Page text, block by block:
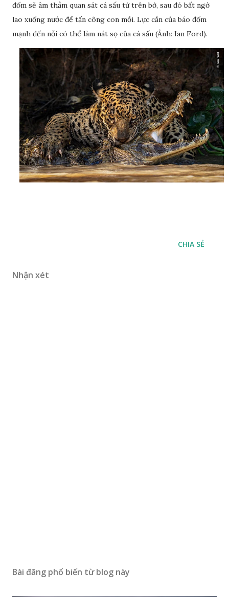
đốm sẽ âm thầm quan sát cá sấu từ trên bờ, sau đó bất ngờ
lao xuống nước để tấn công con mồi. Lực cắn của báo đốm
mạnh đến nỗi có thể làm nát sọ của cá sấu (Ảnh: Ian Ford).
CHIA SẺ
Nhận xét
Bài đăng phổ biến từ blog này